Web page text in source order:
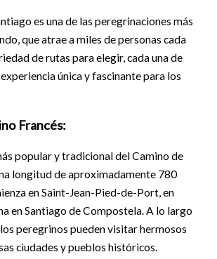
es una de las peregrinaciones más
que atrae a miles de personas cada
de rutas para elegir, cada una de
única y fascinante para los
Francés:
popular y tradicional del Camino de
longitud de aproximadamente 780
en Saint-Jean-Pied-de-Port, en
en Santiago de Compostela. A lo largo
peregrinos pueden visitar hermosos
ciudades y pueblos históricos.